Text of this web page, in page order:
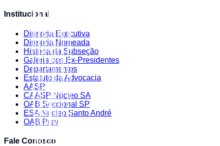
Institucional
Diretoria Executiva
Diretoria Nomeada
História da Subseção
Galeria dos Ex-Presidentes
Departamentos
Estatuto da Advocacia
AASP
CAASP Núcleo SA
OAB Seccional SP
ESA Núcleo Santo André
OAB Prev
Fale Conosco